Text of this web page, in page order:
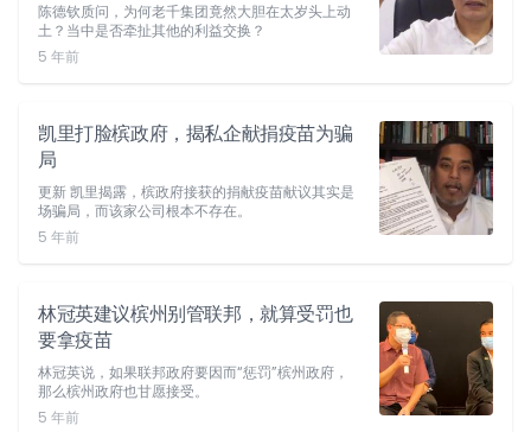
陈德钦质问，为何老千集团竟然大胆在太岁头上动
土？当中是否牵扯其他的利益交换？
5 年前
凯里打脸槟政府，揭私企献捐疫苗为骗
局
更新 凯里揭露，槟政府接获的捐献疫苗献议其实是
场骗局，而该家公司根本不存在。
5 年前
林冠英建议槟州别管联邦，就算受罚也
要拿疫苗
林冠英说，如果联邦政府要因而“惩罚”槟州政府，
那么槟州政府也甘愿接受。
5 年前